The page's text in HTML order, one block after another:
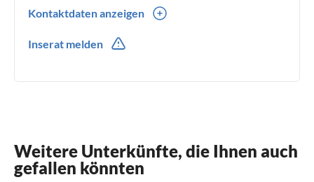
Kontaktdaten anzeigen
Inserat melden
Weitere Unterkünfte, die Ihnen auch
gefallen könnten